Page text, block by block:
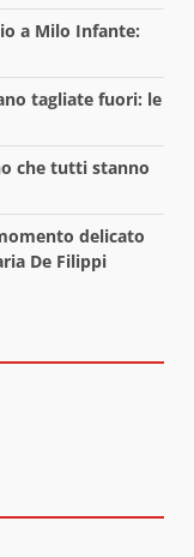
a Milo Infante:
tagliate fuori: le
che tutti stanno
delicato
De Filippi